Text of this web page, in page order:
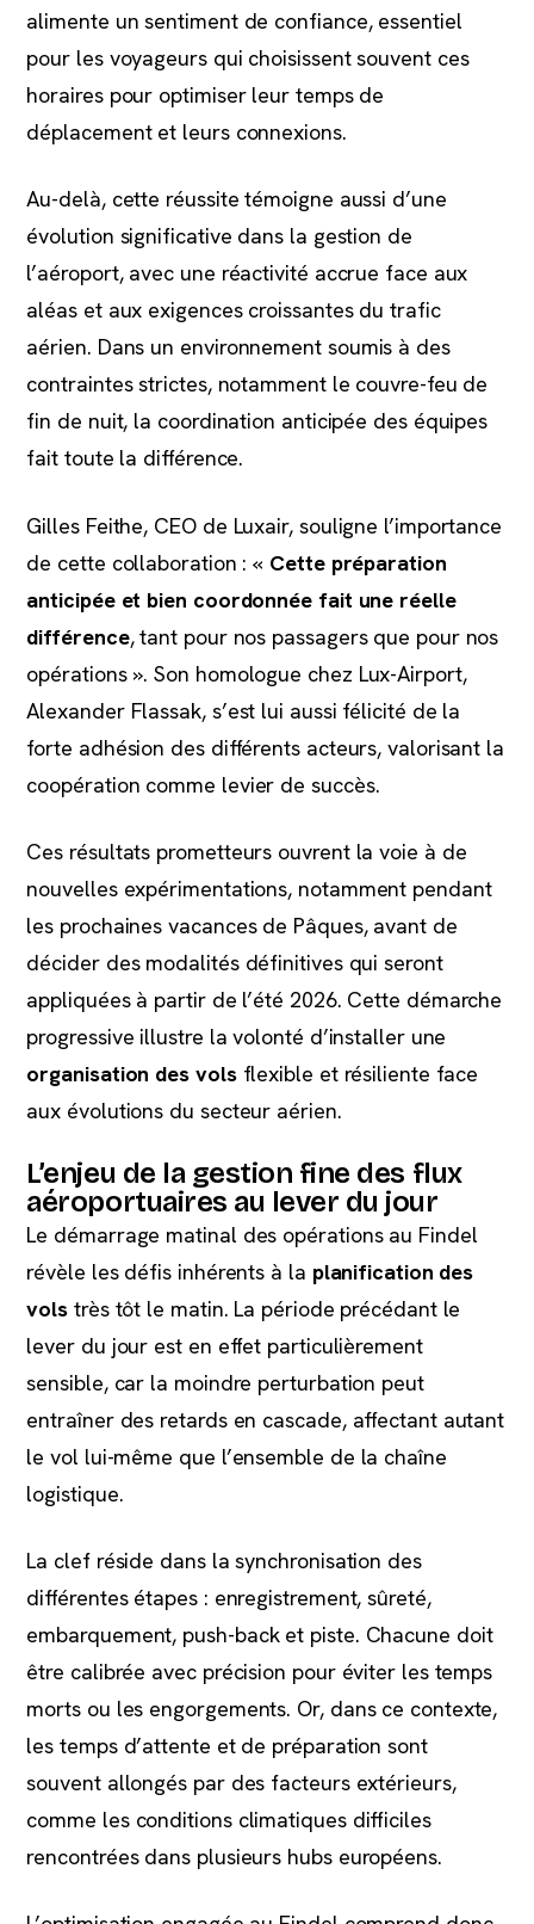
alimente un sentiment de confiance, essentiel
pour les voyageurs qui choisissent souvent ces
horaires pour optimiser leur temps de
déplacement et leurs connexions.
Au-delà, cette réussite témoigne aussi d’une
évolution significative dans la gestion de
l’aéroport, avec une réactivité accrue face aux
aléas et aux exigences croissantes du trafic
aérien. Dans un environnement soumis à des
contraintes strictes, notamment le couvre-feu de
fin de nuit, la coordination anticipée des équipes
fait toute la différence.
Gilles Feithe, CEO de Luxair, souligne l’importance
de cette collaboration : « Cette préparation
anticipée et bien coordonnée fait une réelle
différence, tant pour nos passagers que pour nos
opérations ». Son homologue chez Lux-Airport,
Alexander Flassak, s’est lui aussi félicité de la
forte adhésion des différents acteurs, valorisant la
coopération comme levier de succès.
Ces résultats prometteurs ouvrent la voie à de
nouvelles expérimentations, notamment pendant
les prochaines vacances de Pâques, avant de
décider des modalités définitives qui seront
appliquées à partir de l’été 2026. Cette démarche
progressive illustre la volonté d’installer une
organisation des volsflexible et résiliente face
aux évolutions du secteur aérien.
L’enjeu de la gestion fine des flux
aéroportuaires au lever du jour
Le démarrage matinal des opérations au Findel
révèle les défis inhérents à la planification des
vols très tôt le matin. La période précédant le
lever du jour est en effet particulièrement
sensible, car la moindre perturbation peut
entraîner des retards en cascade, affectant autant
le vol lui-même que l’ensemble de la chaîne
logistique.
La clef réside dans la synchronisation des
différentes étapes : enregistrement, sûreté,
embarquement, push-back et piste. Chacune doit
être calibrée avec précision pour éviter les temps
morts ou les engorgements. Or, dans ce contexte,
les temps d’attente et de préparation sont
souvent allongés par des facteurs extérieurs,
comme les conditions climatiques difficiles
rencontrées dans plusieurs hubs européens.